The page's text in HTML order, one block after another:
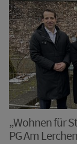
„Wohnen für
PG Am